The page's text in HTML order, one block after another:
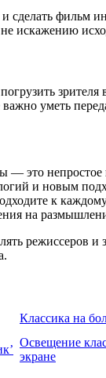
сделать фильм
искажению
уметь
— это
и новым
к
на
режиссеров
Классика на
Освещение
экране